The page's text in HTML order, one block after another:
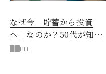
なぜ今「貯蓄から投資
へ」なのか？50代が知る
べきお金の新常識
LIFE